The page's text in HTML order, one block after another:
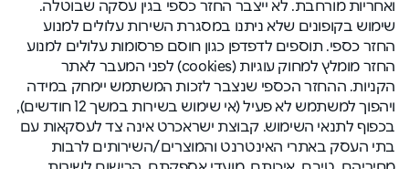
ואחריות מורחבת. לא ייצבר החזר כספי בגין עסקה שבוטלה.
שימוש בקופונים שלא ניתנו במסגרת השירות עלולים למנוע
החזר כספי. תוספים לדפדפן כגון חוסם פרסומות עלולים למנוע
החזר מומלץ למחוק עוגיות (cookies) לפני המעבר לאתר
הקניות. ההחזר הכספי שנצבר לזכות המשתמש יימחק במידה
ויהפוך למשתמש לא פעיל (אי שימוש בשירות במשך 12 חודשים),
בכפוף לתנאי השימוש. קבוצת ישראכרט אינה צד לעסקאות עם
בתי העסק באתרי האינטרנט והמוצרים/השירותים לרבות